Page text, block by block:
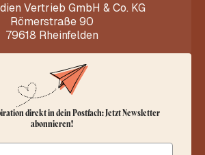
Vertrieb GmbH & Co. KG
Römerstraße 90
79618 Rheinfelden
direkt in dein Postfach: Jetzt Newsletter
abonnieren!